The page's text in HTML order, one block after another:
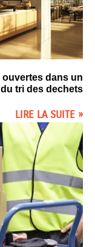
dans un
tri des dechets
LIRE LA SUITE »